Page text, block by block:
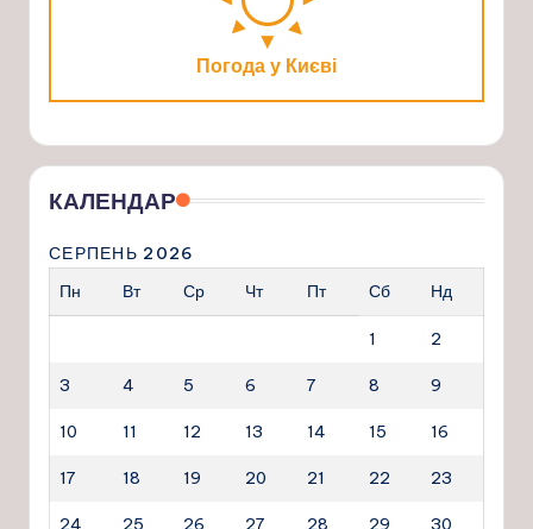
Погода у Києві
КАЛЕНДАР
СЕРПЕНЬ 2026
Пн
Вт Ср Чт Пт Сб Нд
1 2
3 4 5 6 7 8 9
10 11 12 13 14 15 16
17 18 19 20 21 22 23
24 25 26 27 28 29 30